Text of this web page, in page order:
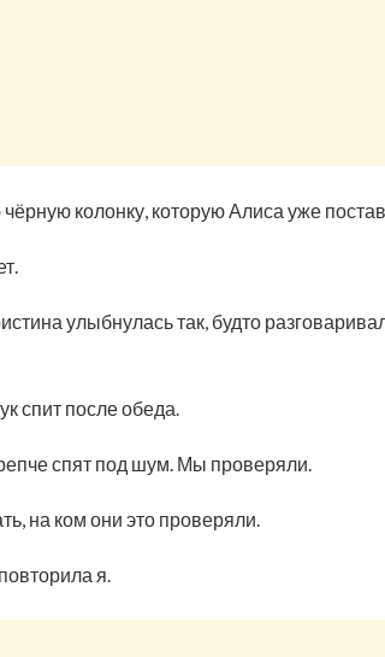
колонку, которую Алиса уже
улыбнулась так, будто
спит после обеда.
спят под шум. Мы проверяли.
на ком они это проверяли.
я.